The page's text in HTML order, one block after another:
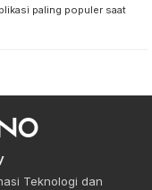
paling populer saat
Teknologi dan